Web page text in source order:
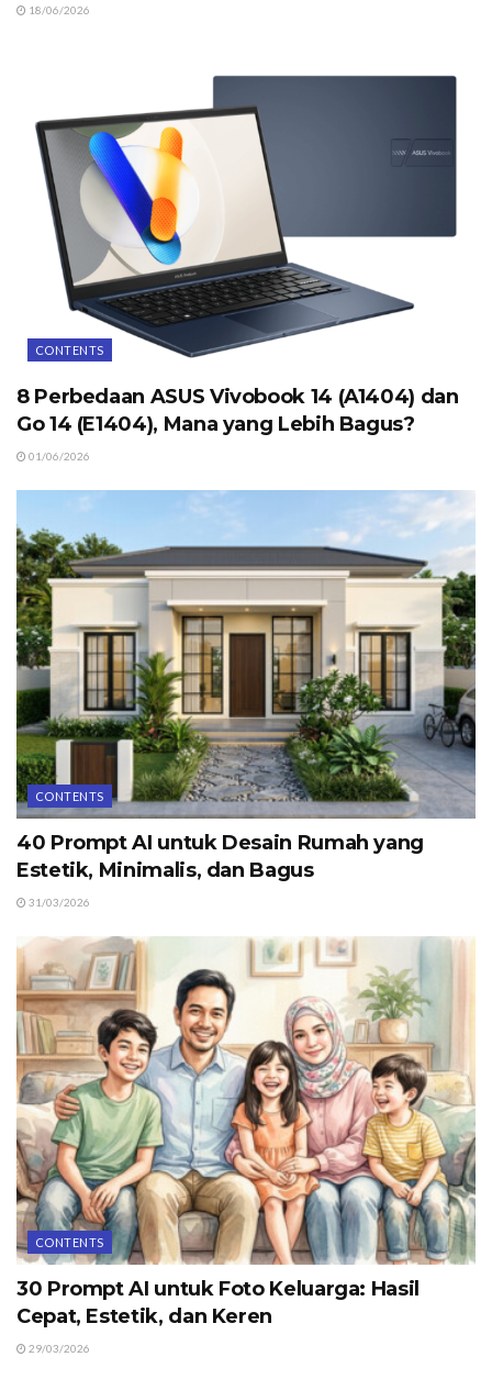
18/06/2026
CONTENTS
8 Perbedaan ASUS Vivobook 14 (A1404) dan
Go 14 (E1404), Mana yang Lebih Bagus?
01/06/2026
CONTENTS
40 Prompt AI untuk Desain Rumah yang
Estetik, Minimalis, dan Bagus
31/03/2026
CONTENTS
30 Prompt AI untuk Foto Keluarga: Hasil
Cepat, Estetik, dan Keren
29/03/2026